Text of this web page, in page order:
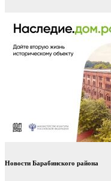
Новости Барабинского района